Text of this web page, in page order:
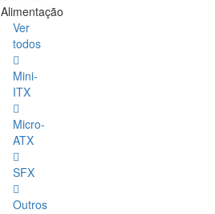
Alimentação
Ver
todos
Mini-
ITX
Micro-
ATX
SFX
Outros